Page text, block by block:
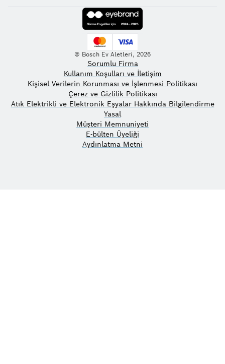
© Bosch Ev Aletleri, 2026
Sorumlu Firma
Kullanım Koşulları ve İletişim
Kişisel Verilerin Korunması ve İşlenmesi Politikası
Çerez ve Gizlilik Politikası
Atık Elektrikli ve Elektronik Eşyalar Hakkında Bilgilendirme
Yasal
Müşteri Memnuniyeti
E-bülten Üyeliği
Aydınlatma Metni